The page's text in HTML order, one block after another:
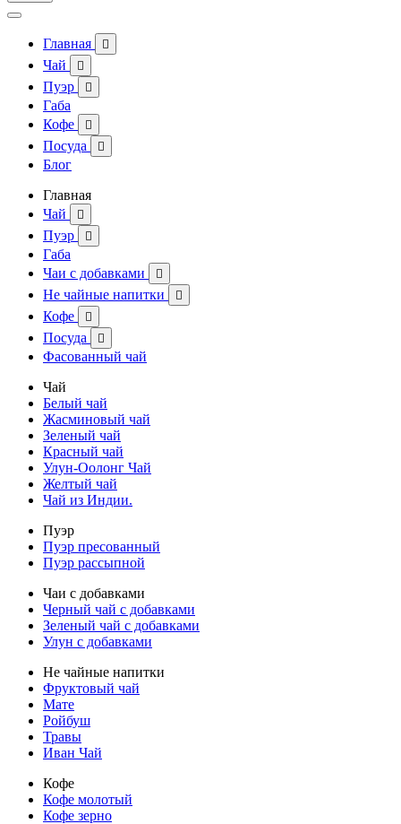
Главная 
Чай 
Пуэр 
Габа
Кофе

Посуда 
Блог
Главная
Чай

Пуэр 
Габа
Чаи с добавками

Не чайные напитки 
Кофе 
Посуда 
Фасованный чай
Чай
Белый чай
Жасминовый чай
Зеленый чай
Красный чай
Улун-Оолонг Чай
Желтый чай
Чай из Индии.
Пуэр
Пуэр пресованный
Пуэр рассыпной
Чаи с добавками
Черный чай с добавками
Зеленый чай с добавками
Улун с добавками
Не чайные напитки
Фруктовый чай
Мате
Ройбуш
Травы
Иван Чай
Кофе
Кофе молотый
Кофе зерно